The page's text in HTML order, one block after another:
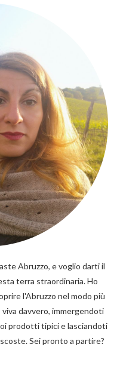
Abruzzo, e voglio darti il
terra straordinaria. Ho
l'Abruzzo nel modo più
davvero, immergendoti
prodotti tipici e lasciandoti
Sei pronto a partire?